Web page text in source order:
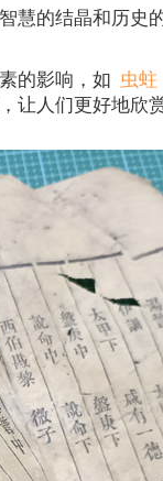
的结晶和历史
的影响，如 虫蛀
人们更好地欣